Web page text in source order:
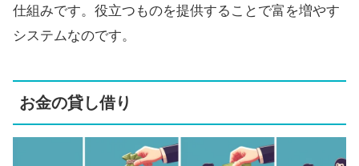
仕組みです。役立つものを提供することで富を増やす
システムなのです。
お金の貸し借り